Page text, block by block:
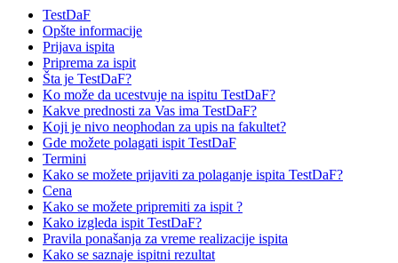
TestDaF
Opšte informacije
Prijava ispita
Priprema za ispit
Šta je TestDaF?
Ko može da ucestvuje na ispitu TestDaF?
Kakve prednosti za Vas ima TestDaF?
Koji je nivo neophodan za upis na fakultet?
Gde možete polagati ispit TestDaF
Termini
Kako se možete prijaviti za polaganje ispita TestDaF?
Cena
Kako se možete pripremiti za ispit ?
Kako izgleda ispit TestDaF?
Pravila ponašanja za vreme realizacije ispita
Kako se saznaje ispitni rezultat